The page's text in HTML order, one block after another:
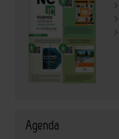
Agenda